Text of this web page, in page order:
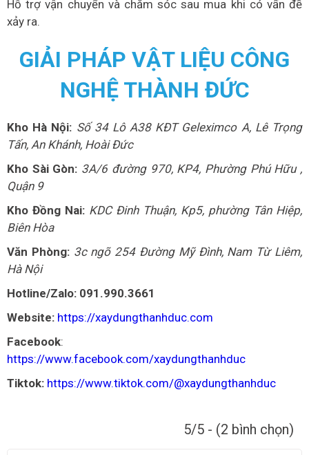
Hỗ trợ vận chuyển và chăm sóc sau mua khi có vấn đề
xảy ra.
GIẢI PHÁP VẬT LIỆU CÔNG
NGHỆ THÀNH ĐỨC
Kho Hà Nội: Số 34 Lô A38 KĐT Geleximco A, Lê Trọng
Tấn, An Khánh, Hoài Đức
Kho Sài Gòn: 3A/6 đường 970, KP4, Phường Phú Hữu ,
Quận 9
Kho Đồng Nai: KDC Đinh Thuận, Kp5, phường Tân Hiệp,
Biên Hòa
Văn Phòng: 3c ngõ 254 Đường Mỹ Đình, Nam Từ Liêm,
Hà Nội
Hotline/Zalo: 091.990.3661
Website: https://xaydungthanhduc.com
Facebook:
https://www.facebook.com/xaydungthanhduc
Tiktok: https://www.tiktok.com/@xaydungthanhduc
5/5 - (2 bình chọn)